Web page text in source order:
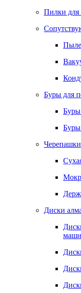
Пилки для
Буры для
Буры
Буры
Черепашки
Диски